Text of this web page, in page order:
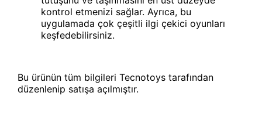
kontrol etmenizi sağlar. Ayrıca, bu
uygulamada çok çeşitli ilgi çekici oyunları
keşfedebilirsiniz.
Bu ürünün tüm bilgileri Tecnotoys tarafından
düzenlenip satışa açılmıştır.